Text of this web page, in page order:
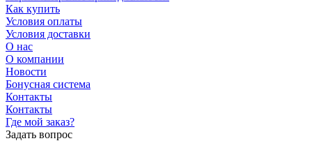
Как купить
Условия оплаты
Условия доставки
О нас
О компании
Новости
Бонусная система
Контакты
Контакты
Где мой заказ?
Задать вопрос